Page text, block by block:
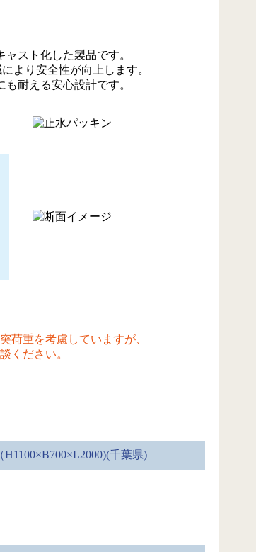
スト化した製品です。
より安全性が向上します。
耐える安心設計です。
荷重を考慮していますが、
ください。
千葉県)